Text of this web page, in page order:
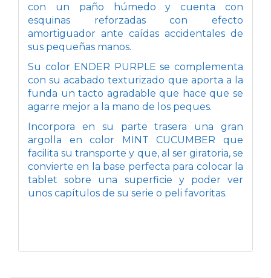
con un paño húmedo y cuenta con
esquinas reforzadas con efecto
amortiguador ante caídas accidentales de
sus pequeñas manos.
Su color ENDER PURPLE se complementa
con su acabado texturizado que aporta a la
funda un tacto agradable que hace que se
agarre mejor a la mano de los peques.
Incorpora en su parte trasera una gran
argolla en color MINT CUCUMBER que
facilita su transporte y que, al ser giratoria, se
convierte en la base perfecta para colocar la
tablet sobre una superficie y poder ver
unos capítulos de su serie o peli favoritas.